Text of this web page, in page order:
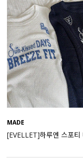
하객룩
살안타템
110사이즈
플러스핏
티셔츠
팬츠
셔츠
MADE
[EVELLET]하루엔 스포티